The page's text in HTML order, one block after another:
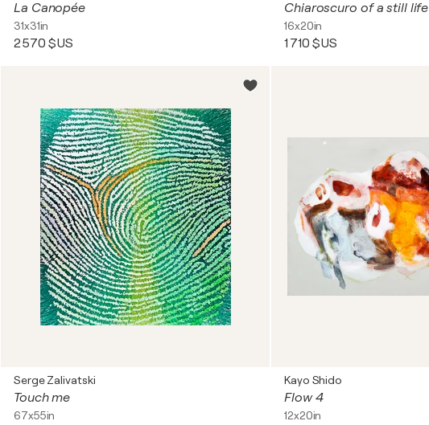
La Canopée
31x31in
2 570 $US
Chiaroscuro of a still life
16x20in
1 710 $US
Serge Zalivatski
Touch me
67x55in
Kayo Shido
Flow 4
12x20in